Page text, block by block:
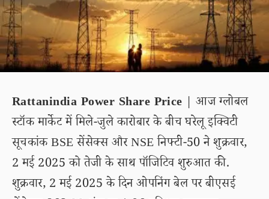
Rattanindia Power Share Price | आज ग्लोबल
स्टॉक मार्केट में मिले-जुले कारोबार के बीच घरेलू इक्विटी
सूचकांक BSE सेंसेक्स और NSE निफ्टी-50 ने शुक्रवार,
2 मई 2025 को तेजी के साथ पॉजिटिव शुरुआत की.
शुक्रवार, 2 मई 2025 के दिन ओपनिंग बेल पर बीएसई